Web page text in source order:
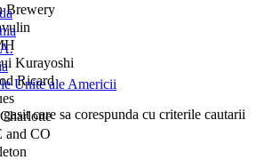
Brewery
Kurayoshi
Ricard
and CO
Unite ale Americii
care sa corespunda cu criterile cautarii